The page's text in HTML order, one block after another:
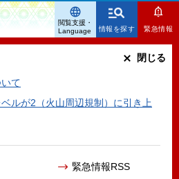
情報を探す 緊急情報
て
ルが2（火山周辺規制）に引き上
緊急情報RSS
閉じる
閲覧支援・
Language